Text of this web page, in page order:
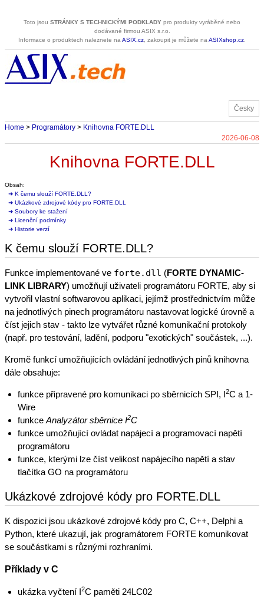
Toto jsou STRÁNKY S TECHNICKÝMI PODKLADY pro produkty vyráběné nebo
dodávané firmou ASIX s.r.o.
Informace o produktech naleznete na ASIX.cz , zakoupit je můžete na ASIXshop.cz
Česky
Home > Programátory > Knihovna FORTE.DLL
2026-06-08
Knihovna FORTE.DLL
Obsah:
➜ K čemu slouží FORTE.DLL?
➜ Ukázkové zdrojové kódy pro FORTE.DLL
➜ Soubory ke stažení
➜ Licenční podmínky
➜ Historie verzí
K čemu slouží FORTE.DLL?
Funkce implementované ve forte.dll (FORTE DYNAMIC-
LINK LIBRARY) umožňují uživateli programátoru FORTE, aby si
vytvořil vlastní softwarovou aplikaci, jejímž prostřednictvím může
na jednotlivých pinech programátoru nastavovat logické úrovně a
číst jejich stav - takto lze vytvářet různé komunikační protokoly
(např. pro testování, ladění, podporu "exotických" součástek, ...).
Kromě funkcí umožňujících ovládání jednotlivých pinů knihovna
dále obsahuje:
funkce připravené pro komunikaci po sběrnicích SPI, I2C a 1-
Wire
funkce Analyzátor sběrnice I2C
funkce umožňující ovládat napájecí a programovací napětí
programátoru
funkce, kterými lze číst velikost napájecího napětí a stav
tlačítka GO na programátoru
Ukázkové zdrojové kódy pro FORTE.DLL
K dispozici jsou ukázkové zdrojové kódy pro C, C++, Delphi a
Python, které ukazují, jak programátorem FORTE komunikovat
se součástkami s různými rozhraními.
Příklady v C
ukázka vyčtení I2C paměti 24LC02